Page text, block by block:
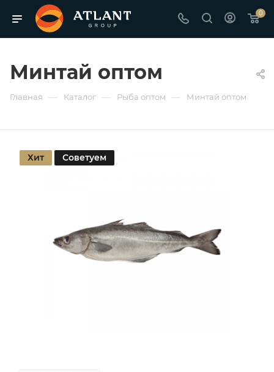
0
Минтай оптом
Главная — Каталог — Рыба оптом — Минтай оптом
Хит Советуем